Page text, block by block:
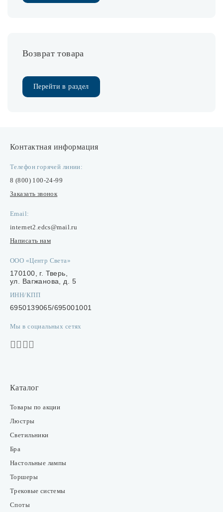
Комплектующие
Каталог
Акции
О нас
База знаний
Контакты
Возврат товара
Перейти в раздел
Контактная информация
Телефон горячей линии:
8 (800) 100-24-99
Заказать звонок
Email:
internet2.edcs@mail.ru
Написать нам
ООО «Центр Света»
170100, г. Тверь,
ул. Вагжанова, д. 5
ИНН/КПП
6950139065/695001001
Мы в социальных сетях
Каталог
Товары по акции
Люстры
Светильники
Бра
Настольные лампы
Торшеры
Трековые системы
Споты